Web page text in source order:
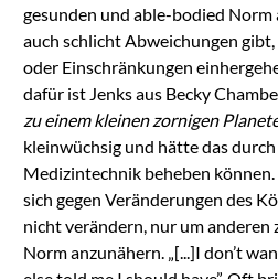
gesunden und able-bodied Norm
auch schlicht Abweichungen
oder Einschränkungen
dafür ist Jenks aus Becky
zu einem kleinen zornigen
kleinwüchsig und hätte das
Medizintechnik beheben
sich gegen Veränderungen des
nicht verändern, nur um anderen
Norm anzunähern. „[...]I don’t